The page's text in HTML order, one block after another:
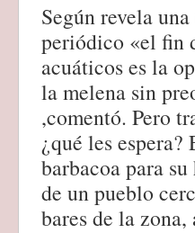
Según revela
periódico «el fin
acuáticos es la
la melena sin
,comentó. Pero
¿qué les
barbacoa para
de un pueblo
bares de la